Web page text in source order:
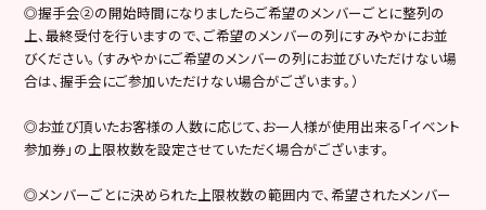
◎握手会②の開始時間になりましたらご希望のメンバーごとに整列の
上、最終受付を行いますので、ご希望のメンバーの列にすみやかにお並
びください。（すみやかにご希望のメンバーの列にお並びいただけない場
合は、握手会にご参加いただけない場合がございます。）
◎お並び頂いたお客様の人数に応じて、お一人様が使用出来る「イベント
参加券」の上限枚数を設定させていただく場合がございます。
◎メンバーごとに決められた上限枚数の範囲内で、希望されたメンバー